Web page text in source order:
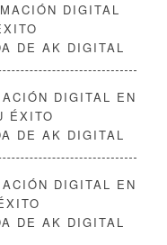
DIGITAL
DE AK DIGITAL
DIGITAL EN
ÉXITO
DE AK DIGITAL
DIGITAL EN
DE AK DIGITAL